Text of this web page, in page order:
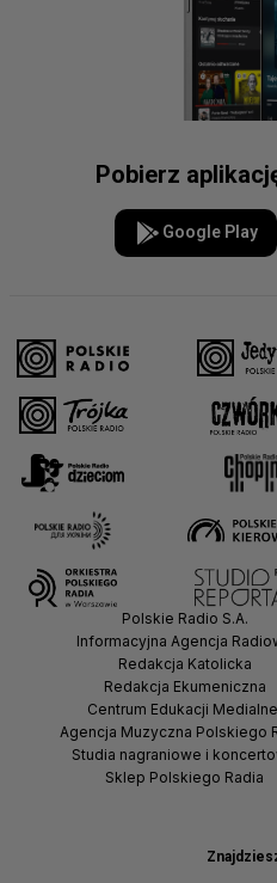
Pobierz
Google Play
Polskie Radio S.A.
Informacyjna Agencja
Redakcja Katolicka
Redakcja Ekumeniczna
Centrum Edukacji
Agencja Muzyczna Polskiego
Studia nagraniowe i
Sklep Polskiego Radia